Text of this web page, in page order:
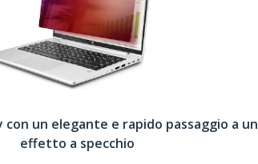
con un elegante e rapido passaggio a un
effetto a specchio